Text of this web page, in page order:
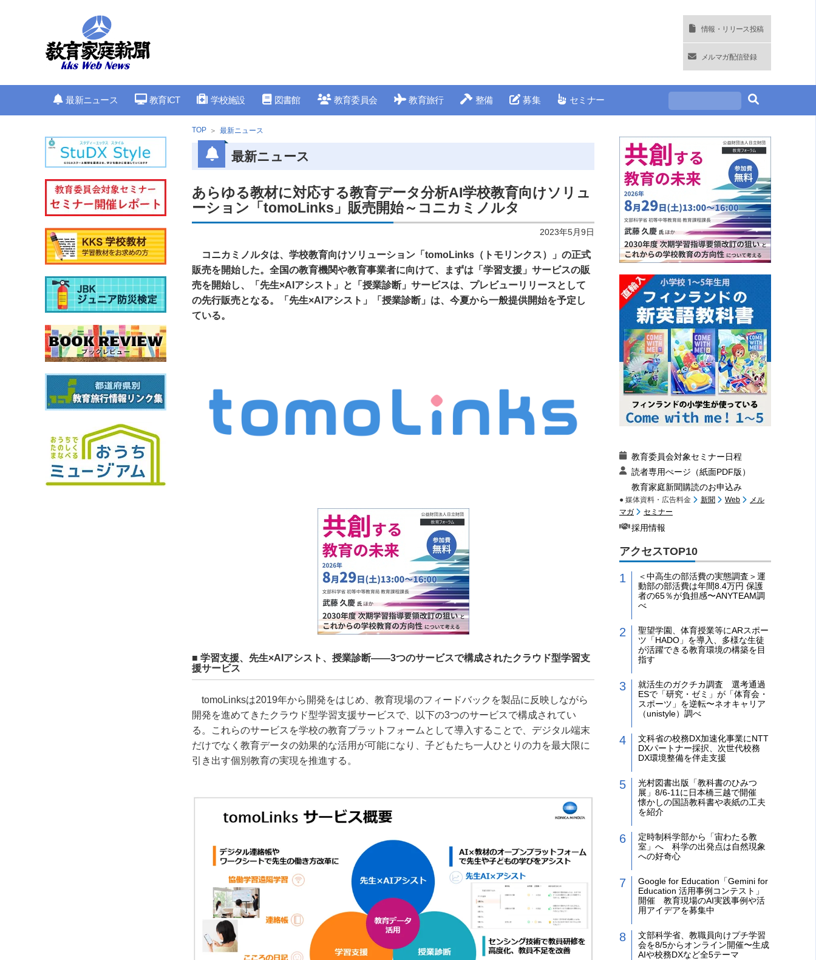
情報・リリース投稿
メルマガ配信登録
最新ニュース 教育ICT 学校施設 図書館 教育委員会 教育旅行 整備 募集 セミナー
TOP 最新ニュース
最新ニュース
あらゆる教材に対応する教育データ分析AI学校教育向けソリュ
ーション「tomoLinks」販売開始～コニカミノルタ
2023年5月9日
コニカミノルタは、学校教育向けソリューション「tomoLinks（トモリンクス）」の正式
販売を開始した。全国の教育機関や教育事業者に向けて、まずは「学習支援」サービスの販
売を開始し、「先生×AIアシスト」と「授業診断」サービスは、プレビューリリースとして
の先行販売となる。「先生×AIアシスト」「授業診断」は、今夏から一般提供開始を予定し
ている。
■ 学習支援、先生×AIアシスト、授業診断――3つのサービスで構成されたクラウド型学習支
援サービス
tomoLinksは2019年から開発をはじめ、教育現場のフィードバックを製品に反映しながら
開発を進めてきたクラウド型学習支援サービスで、以下の3つのサービスで構成されてい
る。これらのサービスを学校の教育プラットフォームとして導入することで、デジタル端末
だけでなく教育データの効果的な活用が可能になり、子どもたち一人ひとりの力を最大限に
引き出す個別教育の実現を推進する。
教育委員会対象セミナー日程
読者専用ぺージ（紙面PDF版）
教育家庭新聞購読のお申込み
● 媒体資料・広告料金 新聞 Web
メル
マガ
セミナー
採用情報
アクセスTOP10
＜中高生の部活費の実態調査＞運
動部の部活費は年間8.4万円 保護
者の65％が負担感〜ANYTEAM調
べ
聖望学園、体育授業等にARスポー
ツ「HADO」を導入、多様な生徒
が活躍できる教育環境の構築を目
指す
就活生のガクチカ調査 選考通過
ESで「研究・ゼミ」が「体育会・
スポーツ」を逆転〜ネオキャリア
（unistyle）調べ
文科省の校務DX加速化事業にNTT
DXパートナー採択、次世代校務
DX環境整備を伴走支援
光村図書出版「教科書のひみつ
展」8/6-11に日本橋三越で開催
懐かしの国語教科書や表紙の工夫
を紹介
定時制科学部から「宙わたる教
室」へ 科学の出発点は自然現象
への好奇心
Google for Education「Gemini for
Education 活用事例コンテスト」
開催 教育現場のAI実践事例や活
用アイデアを募集中
文部科学省、教職員向けプチ学習
会を8/5からオンライン開催〜生成
AIや校務DXなど全5テーマ